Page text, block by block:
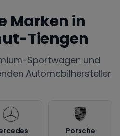
Marken in
Tiengen
Sportwagen und
Automobilhersteller
Porsche